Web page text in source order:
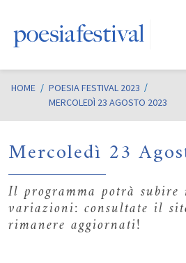
HOME / POESIA FESTIVAL 2023
MERCOLEDÌ 23 AGOSTO 2023
Mercoledì 23
Il programma potrà subire
variazioni: consultate il
rimanere aggiornati!